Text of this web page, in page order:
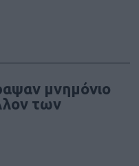
μνημόνιο
των